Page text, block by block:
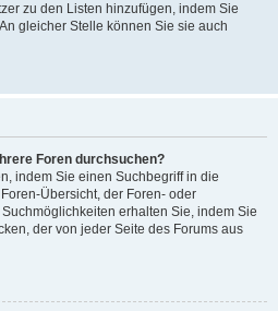
zu den Listen hinzufügen, indem Sie
gleicher Stelle können Sie sie auch
Foren durchsuchen?
indem Sie einen Suchbegriff in die
Übersicht, der Foren- oder
erhalten Sie, indem Sie
der von jeder Seite des Forums aus